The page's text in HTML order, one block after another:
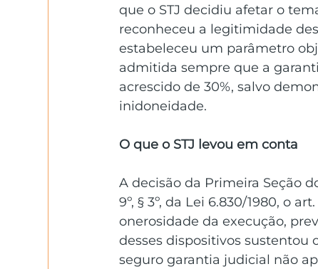
que o STJ decidiu afetar o
reconheceu a legitimidade
estabeleceu um parâmetro
admitida sempre que a
acrescido de 30%, salvo
inidoneidade.
O que o STJ levou em conta
A decisão da Primeira Seção
9º, § 3º, da Lei 6.830/1980, o
onerosidade da execução,
desses dispositivos sustentou
seguro garantia judicial não